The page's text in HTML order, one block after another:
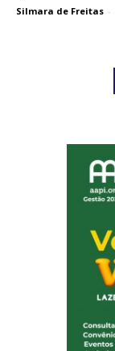
Silmara de Freitas -